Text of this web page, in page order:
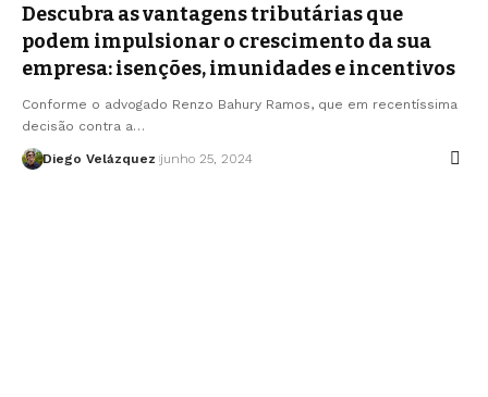
Descubra as vantagens tributárias que
podem impulsionar o crescimento da sua
empresa: isenções, imunidades e incentivos
Conforme o advogado Renzo Bahury Ramos, que em recentíssima
decisão contra a…
Diego Velázquez junho 25, 2024